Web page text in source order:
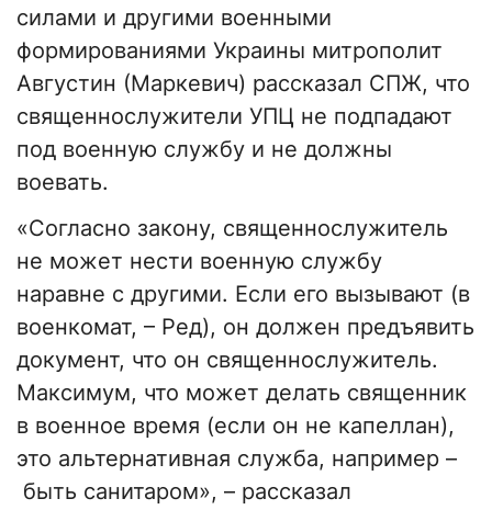
силами и другими военными
формированиями Украины митрополит
Августин (Маркевич) рассказал СПЖ, что
священнослужители УПЦ не подпадают
под военную службу и не должны
воевать.
«Согласно закону, священнослужитель
не может нести военную службу
наравне с другими. Если его вызывают (в
военкомат, – Ред), он должен предъявить
документ, что он священнослужитель.
Максимум, что может делать священник
в военное время (если он не капеллан),
это альтернативная служба, например –
быть санитаром», – рассказал